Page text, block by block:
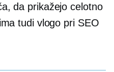
da prikažejo celotno
tudi vlogo pri SEO